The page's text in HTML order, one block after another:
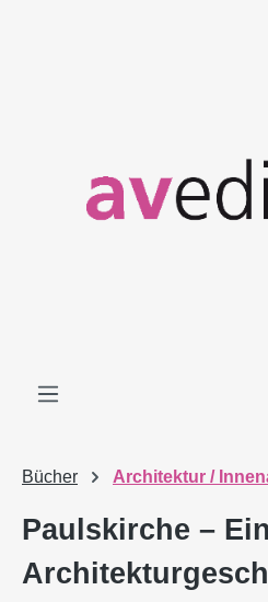
Bücher Architektur /
Paulskirche –